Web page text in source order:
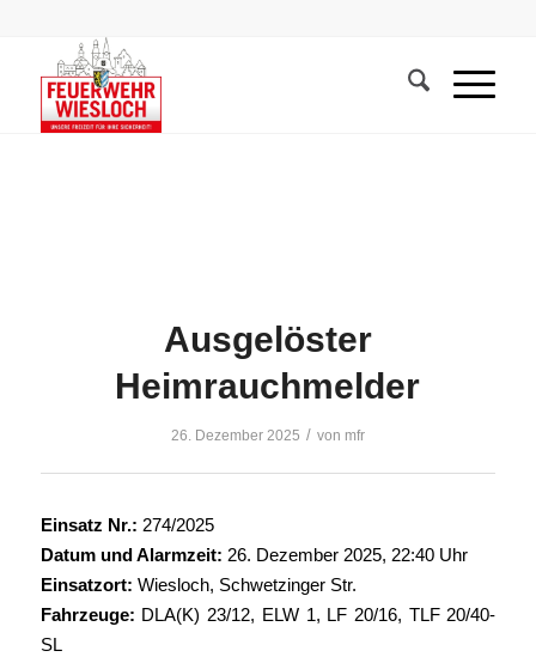
Ausgelöster
Heimrauchmelder
26. Dezember 2025 / von mfr
Einsatz Nr.: 274/2025
Datum und Alarmzeit: 26. Dezember 2025, 22:40 Uhr
Einsatzort: Wiesloch, Schwetzinger Str.
Fahrzeuge: DLA(K) 23/12, ELW 1, LF 20/16, TLF 20/40-
SL